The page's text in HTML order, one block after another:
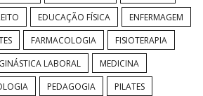
EDUCAÇÃO FÍSICA
ENFERMAGEM
FARMACOLOGIA
FISIOTERAPIA
GINÁSTICA LABORAL
MEDICINA
PEDAGOGIA
PILATES